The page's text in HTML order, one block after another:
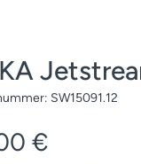
SW15091.12
Preis:
€